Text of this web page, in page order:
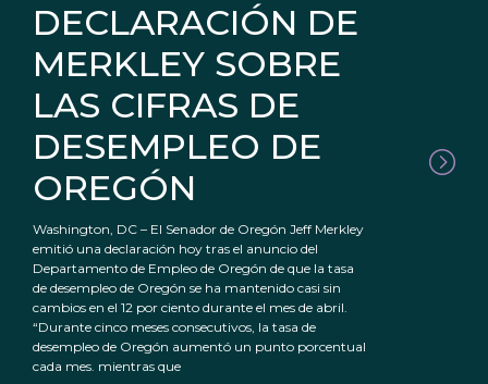
DECLARACIÓN DE
MERKLEY SOBRE
LAS CIFRAS DE
DESEMPLEO DE
OREGÓN
Washington, DC – El Senador de Oregón Jeff Merkley
emitió una declaración hoy tras el anuncio del
Departamento de Empleo de Oregón de que la tasa
de desempleo de Oregón se ha mantenido casi sin
cambios en el 12 por ciento durante el mes de abril.
“Durante cinco meses consecutivos, la tasa de
desempleo de Oregón aumentó un punto porcentual
cada mes. mientras que